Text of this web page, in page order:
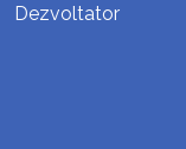
Dezvoltator